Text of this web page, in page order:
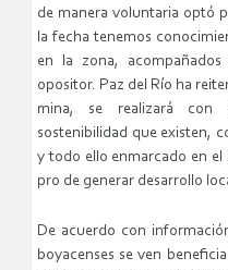
de manera voluntaria optó
la fecha tenemos
en la zona,
opositor. Paz del Río ha
mina, se realizará con
sostenibilidad que existen,
y todo ello enmarcado en
pro de generar desarrollo
De acuerdo con
boyacenses se ven